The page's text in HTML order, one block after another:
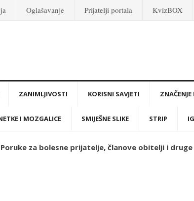
Oglašavanje Prijatelji portala KvizBOX
ZANIMLJIVOSTI KORISNI SAVJETI ZNAČENJE
I MOZGALICE SMIJEŠNE SLIKE STRIP
Poruke za bolesne prijatelje, članove obitelji i druge